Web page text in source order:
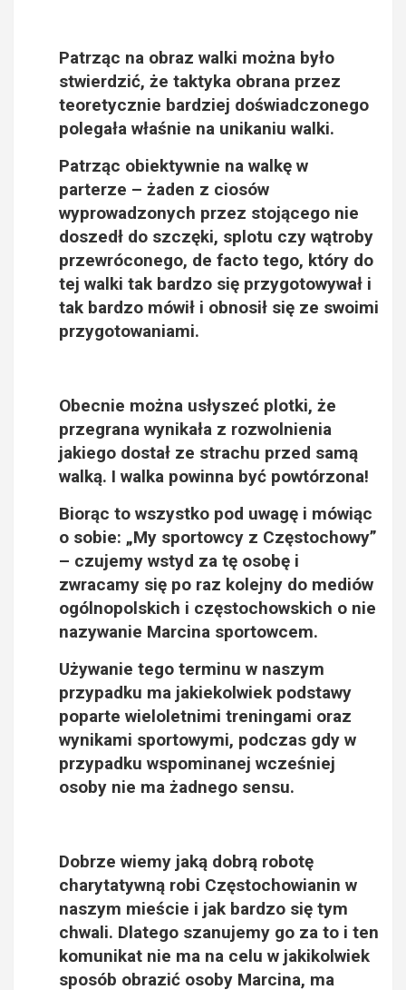
Patrząc na obraz walki można było
stwierdzić, że taktyka obrana przez
teoretycznie bardziej doświadczonego
polegała właśnie na unikaniu walki.
Patrząc obiektywnie na walkę w
parterze – żaden z ciosów
wyprowadzonych przez stojącego nie
doszedł do szczęki, splotu czy wątroby
przewróconego, de facto tego, który do
tej walki tak bardzo się przygotowywał i
tak bardzo mówił i obnosił się ze swoimi
przygotowaniami.
Obecnie można usłyszeć plotki, że
przegrana wynikała z rozwolnienia
jakiego dostał ze strachu przed samą
walką. I walka powinna być powtórzona!
Biorąc to wszystko pod uwagę i mówiąc
o sobie: „My sportowcy z Częstochowy”
– czujemy wstyd za tę osobę i
zwracamy się po raz kolejny do mediów
ogólnopolskich i częstochowskich o nie
nazywanie Marcina sportowcem.
Używanie tego terminu w naszym
przypadku ma jakiekolwiek podstawy
poparte wieloletnimi treningami oraz
wynikami sportowymi, podczas gdy w
przypadku wspominanej wcześniej
osoby nie ma żadnego sensu.
Dobrze wiemy jaką dobrą robotę
charytatywną robi Częstochowianin w
naszym mieście i jak bardzo się tym
chwali. Dlatego szanujemy go za to i ten
komunikat nie ma na celu w jakikolwiek
sposób obrazić osoby Marcina, ma